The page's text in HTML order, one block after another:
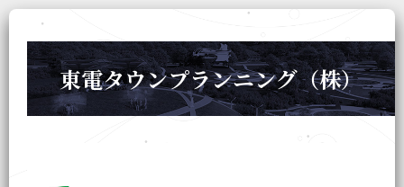
東電タウンプランニング（株）